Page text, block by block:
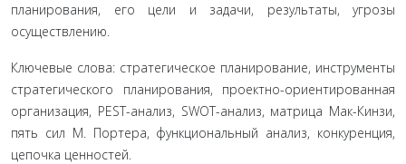
планирования, его цели и задачи, результаты, угрозы
осуществлению.
Ключевые слова: стратегическое планирование, инструменты
стратегического планирования, проектно-ориентированная
организация, PEST-анализ, SWOT-анализ, матрица Мак-Кинзи,
пять сил М. Портера, функциональный анализ, конкуренция,
цепочка ценностей.